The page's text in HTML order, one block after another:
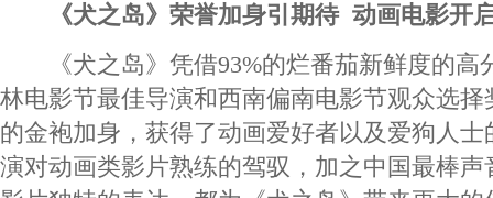
《犬之岛》荣誉加身引期待 动画电影开
《犬之岛》凭借93%的烂番茄新鲜度的高
林电影节最佳导演和西南偏南电影节观众选
的金袍加身，获得了动画爱好者以及爱狗人
演对动画类影片熟练的驾驭，加之中国最棒